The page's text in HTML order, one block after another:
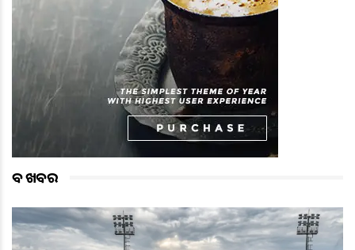
ବଡ ଖବର